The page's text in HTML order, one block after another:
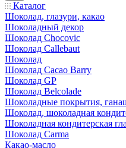
Каталог
Шоколад, глазури, какао
Шоколадный декор
Шоколад Chocovic
Шоколад Callebaut
Шоколад
Шоколад Cacao Barry
Шоколад GP
Шоколад Belcolade
Шоколадные покрытия,
Шоколад, шоколадная
Шоколадная кондитерская
Шоколад Carma
Какао-масло